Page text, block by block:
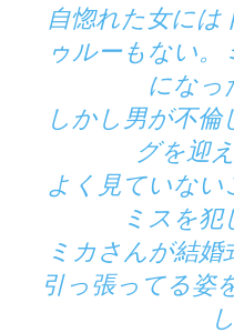
自惚れた女には
ゥルーもない。
になっ
しかし男が不
グを迎
よく見ていな
ミスを犯
ミカさんが結
引っ張ってる姿